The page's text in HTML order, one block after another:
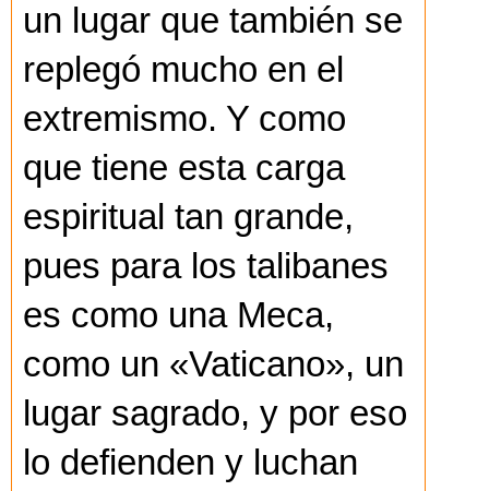
un lugar que también se
replegó mucho en el
extremismo. Y como
que tiene esta carga
espiritual tan grande,
pues para los talibanes
es como una Meca,
como un «Vaticano», un
lugar sagrado, y por eso
lo defienden y luchan